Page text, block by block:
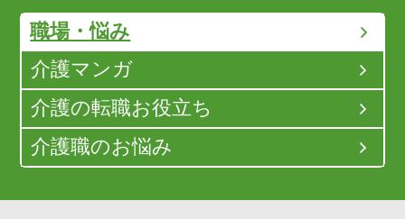
職場・悩み
介護マンガ
介護の転職お役立ち
介護職のお悩み